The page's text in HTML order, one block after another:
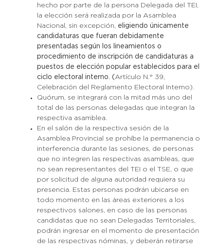
hecho por parte de la persona Delegada del TEI,
la elección será realizada por la Asamblea
Nacional, sin excepción, eligiendo únicamente
candidaturas que fueran debidamente
presentadas según los lineamientos o
procedimiento de inscripción de candidaturas a
puestos de elección popular establecidos para el
ciclo electoral interno. ( Artículo N.° 39,
Celebración del Reglamento Electoral Interno).
Quórum, se integrará con la mitad más uno del
total de las personas delegadas que integran la
respectiva asamblea.
En el salón de la respectiva sesión de la
Asamblea Provincial se prohíbe la permanencia o
interferencia durante las sesiones, de personas
que no integren las respectivas asambleas, que
no sean representantes del TEI o el TSE, o que
por solicitud de alguna autoridad requiera su
presencia. Estas personas podrán ubicarse en
todo momento en las áreas exteriores a los
respectivos salones, en caso de las personas
candidatas que no sean Delegadas Territoriales,
podrán ingresar en el momento de presentación
de las respectivas nóminas, y deberán retirarse